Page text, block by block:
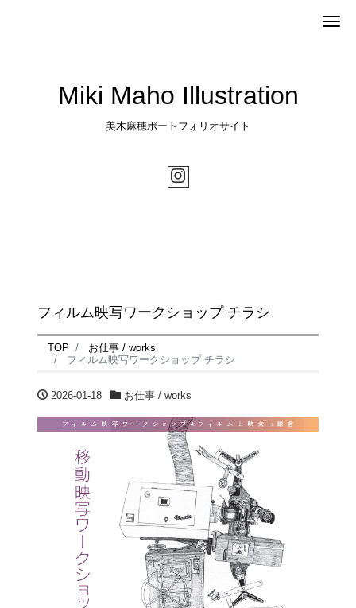
Miki Maho Illustration
美木麻穂ポートフォリオサイト
フィルム映写ワークショップ チラシ
TOP
お仕事 / works
フィルム映写ワークショップ チラシ
2026-01-18 お仕事 / works